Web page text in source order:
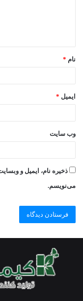
نام *
ایمیل *
وب‌ سایت
ذخیره نام، ایمیل و
می‌نویسم.